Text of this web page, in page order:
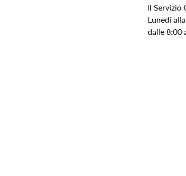
Il Servizio
Lunedí
dalle 8:00